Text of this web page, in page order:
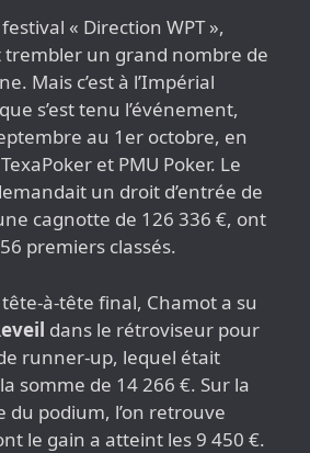
« Direction WPT »,
trembler un grand nombre de
Mais c’est à l’Impérial
s’est tenu l’événement,
au 1er octobre, en
et PMU Poker. Le
un droit d’entrée de
cagnotte de 126 336 €, ont
premiers classés.
à-tête final, Chamot a su
dans le rétroviseur pour
runner-up, lequel était
somme de 14 266 €. Sur la
podium, l’on retrouve
le gain a atteint les 9 450 €.